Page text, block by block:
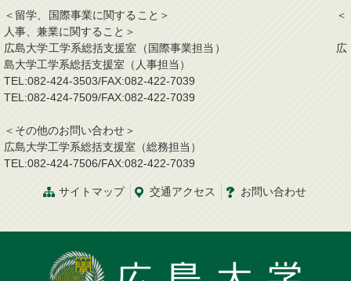
＜留学、国際事業に関すること＞ ＜
人事、兼業に関すること＞
広島大学工学系総括支援室（国際事業担当） 広
島大学工学系総括支援室（人事担当）
TEL:082-424-3503/FAX:082-422-7039
TEL:082-424-7509/FAX:082-422-7039
＜その他のお問い合わせ＞
広島大学工学系総括支援室（総務担当）
TEL:082-424-7506/FAX:082-422-7039
サイトマップ 交通アクセス お問い合わせ